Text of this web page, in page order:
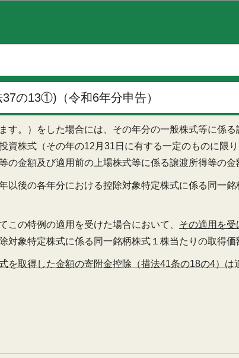
の13①)（令和6年分申告）
す。）をした場合には、その年分の一般株式等に係
株式（その年の12月31日に有する一定のものに限
金額及び適用前の上場株式等に係る譲渡所得等の
後の各年分における控除対象特定株式に係る同一
この特例の適用を受けた場合において、 その適用を受
象特定株式に係る同一銘柄株式１株当たりの取得価
を取得した金額の寄附金控除（措法41条の18の4） は